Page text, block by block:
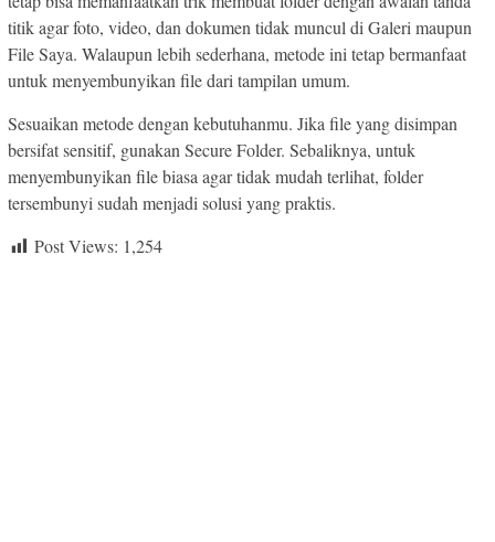
titik agar foto, video, dan dokumen tidak muncul di Galeri maupun
File Saya. Walaupun lebih sederhana, metode ini tetap bermanfaat
untuk menyembunyikan file dari tampilan umum.
Sesuaikan metode dengan kebutuhanmu. Jika file yang disimpan
bersifat sensitif, gunakan Secure Folder. Sebaliknya, untuk
menyembunyikan file biasa agar tidak mudah terlihat, folder
tersembunyi sudah menjadi solusi yang praktis.
Post Views: 1,254